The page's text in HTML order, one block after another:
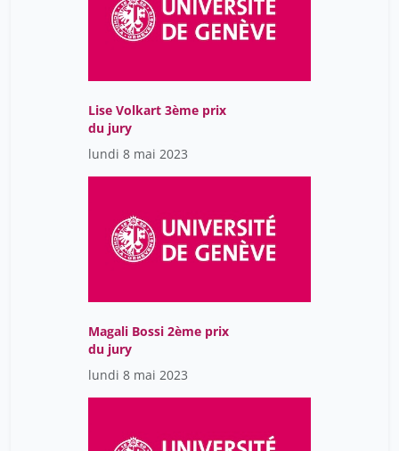
Lise Volkart 3ème prix
du jury
lundi 8 mai 2023
Magali Bossi 2ème prix
du jury
lundi 8 mai 2023